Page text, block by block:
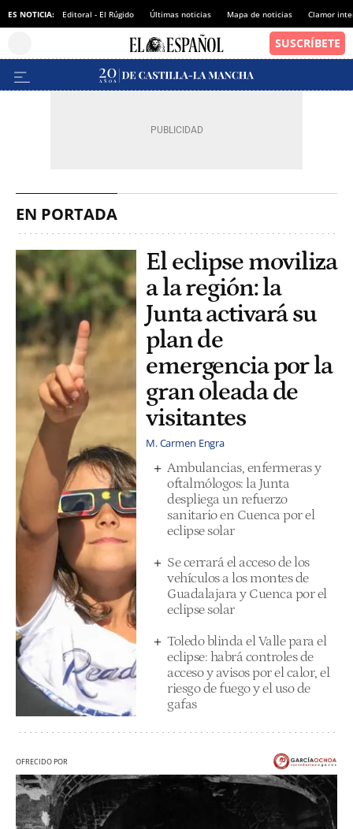
ES NOTICIA: Editoral - El Rúgido Últimas noticias Mapa de noticias Clamor
EN PORTADA
El eclipse moviliza
a la región: la
Junta activará su
plan de
emergencia por la
gran oleada de
visitantes
M. Carmen Engra
Ambulancias, enfermeras y
oftalmólogos: la Junta
despliega un refuerzo
sanitario en Cuenca por el
eclipse solar
Se cerrará el acceso de los
vehículos a los montes de
Guadalajara y Cuenca por el
eclipse solar
Toledo blinda el Valle para el
eclipse: habrá controles de
acceso y avisos por el calor, el
riesgo de fuego y el uso de
gafas
OFRECIDO POR